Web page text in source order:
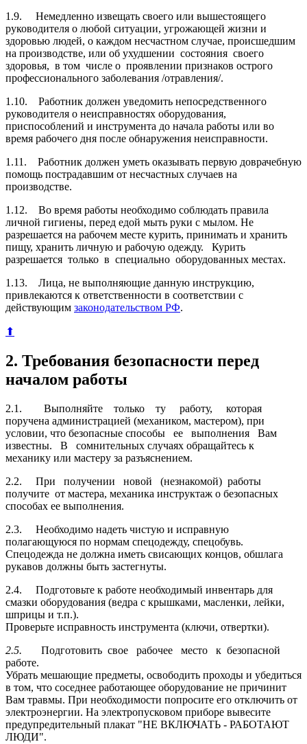
1.9. Немедленно извещать своего или вышестоящего
руководителя о любой ситуации, угрожающей жизни и
здоровью людей, о каждом несчастном случае, происшедшим
на производстве, или об ухудшении состояния своего
здоровья, в том числе о проявлении признаков острого
профессионального заболевания /отравления/.
1.10. Работник должен уведомить непосредственного
руководи­теля о неисправностях оборудования,
приспособлений и инструмента до начала работы или во
время рабочего дня после обнаружения неисправности.
1.11. Работник должен уметь оказывать первую доврачебную
помощь пострадавшим от несчастных случаев на
производстве.
1.12. Во время работы необходимо соблюдать правила
личной гигиены, перед едой мыть руки с мылом. Не
разрешается на рабочем месте курить, принимать и хранить
пищу, хранить личную и рабочую одежду. Курить
разрешается только в специально оборудованных местах.
1.13. Лица, не выполняющие данную инструкцию,
привлекаются к ответственности в соответствии с
действующим законодательством РФ.
⬆
2. Требования безопасности перед
началом работы
2.1. Выполняйте только ту работу, которая
поручена администрацией (механиком, мастером), при
условии, что безопасные способы ее выполнения Вам
известны. В сомнительных случаях обращайтесь к
механику или мастеру за разъяснением.
2.2. При получении новой (незнакомой) работы
получите от мастера, механика инструктаж о безопасных
способах ее выполнения.
2.3. Необходимо надеть чистую и исправную
полагающуюся по нормам спецодежду, спецобувь.
Спецодежда не должна иметь сви­сающих концов, обшлага
рукавов должны быть застегнуты.
2.4. Подготовьте к работе необходимый инвентарь для
смазки оборудования (ведра с крышками, масленки, лейки,
шприцы и т.п.).
Проверьте исправность инструмента (ключи, отвертки).
2.5. Подготовить свое рабочее место к безопасной
работе.
Убрать мешающие предметы, освободить проходы и убедиться
в том, что соседнее работающее оборудование не причинит
Вам травмы. При необходимости попросите его отключить от
электроэнергии. На электропусковом приборе вывесите
предупредительный плакат "НЕ ВКЛЮЧАТЬ - РАБОТАЮТ
ЛЮДИ".